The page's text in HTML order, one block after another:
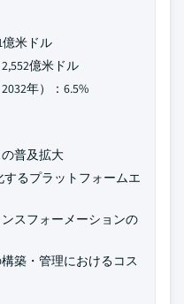
億米ドル
億米ドル
年）：6.5%
普及拡大
するプラットフォームエ
スフォーメーションの
築・管理におけるコス